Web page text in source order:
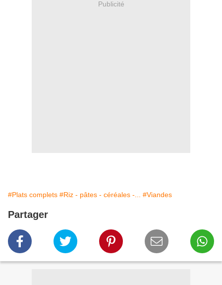
Publicité
#Plats complets #Riz - pâtes - céréales -... #Viandes
Partager